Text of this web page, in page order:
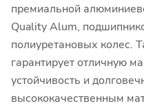
премиальной
Quality Alum,
полиуретановых колес.
гарантирует отличную
устойчивость и
высококачественным